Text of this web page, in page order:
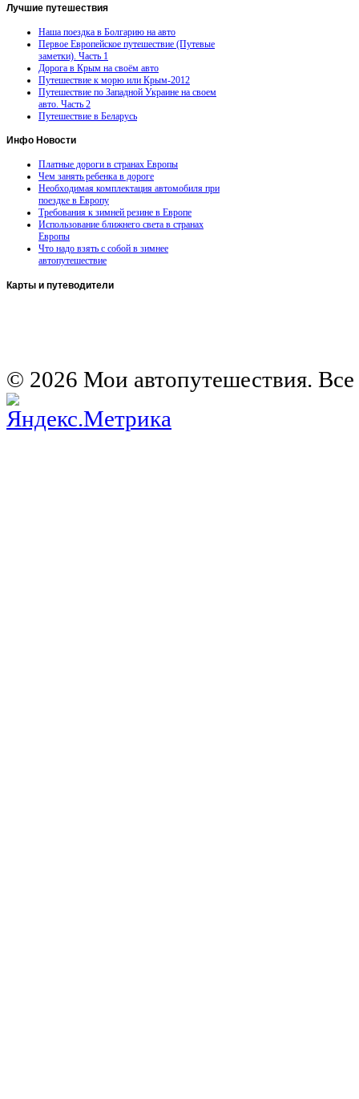
Лучшие путешествия
Наша поездка в Болгарию на авто
Первое Европейское путешествие (Путевые
заметки). Часть 1
Дорога в Крым на своём авто
Путешествие к морю или Крым-2012
Путешествие по Западной Украине на своем
авто. Часть 2
Путешествие в Беларусь
Инфо Новости
Платные дороги в странах Европы
Чем занять ребенка в дороге
Необходимая комплектация автомобиля при
поездке в Европу
Требования к зимней резине в Европе
Использование ближнего света в странах
Европы
Что надо взять с собой в зимнее
автопутешествие
Карты и путеводители
© 2026 Мои автопутешествия.